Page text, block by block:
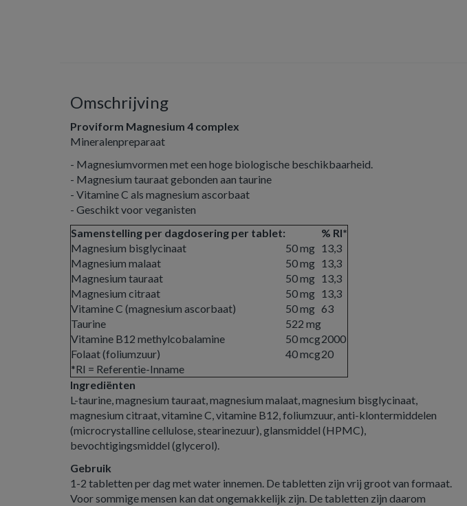
Omschrijving
Proviform Magnesium 4 complex
Mineralenpreparaat
- Magnesiumvormen met een hoge biologische beschikbaarheid.
- Magnesium tauraat gebonden aan taurine
- Vitamine C als magnesium ascorbaat
- Geschikt voor veganisten
Samenstelling per dagdosering per tablet:
% RI*
Magnesium bisglycinaat
50 mg 13,3
Magnesium malaat
50 mg 13,3
Magnesium tauraat
50 mg 13,3
Magnesium citraat
50 mg 13,3
Vitamine C (magnesium ascorbaat)
50 mg 63
Taurine
522 mg
Vitamine B12 methylcobalamine
50 mcg2000
Folaat (foliumzuur)
40 mcg20
*RI = Referentie-Inname
Ingrediënten
L-taurine, magnesium tauraat, magnesium malaat, magnesium bisglycinaat,
magnesium citraat, vitamine C, vitamine B12, foliumzuur, anti-klontermiddelen
(microcrystalline cellulose, stearinezuur), glansmiddel (HPMC),
bevochtigingsmiddel (glycerol).
Gebruik
1-2 tabletten per dag met water innemen. De tabletten zijn vrij groot van formaat.
Voor sommige mensen kan dat ongemakkelijk zijn. De tabletten zijn daarom